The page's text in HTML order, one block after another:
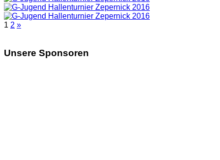
1 2 »
Unsere Sponsoren